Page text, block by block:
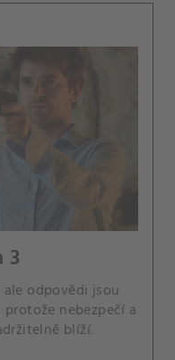
3
odpovědi jsou
nebezpečí a
blíží.